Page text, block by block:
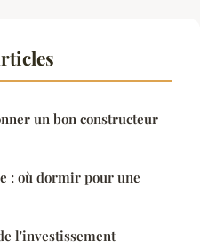
un bon constructeur
: où dormir pour une
l'investissement